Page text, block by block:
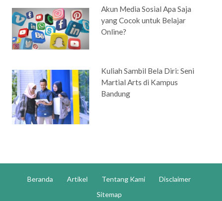
Akun Media Sosial Apa Saja
yang Cocok untuk Belajar
Online?
Kuliah Sambil Bela Diri: Seni
Martial Arts di Kampus
Bandung
Beranda Artikel Tentang Kami
Disclaimer
Sitemap